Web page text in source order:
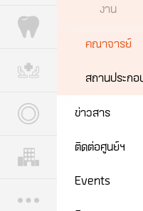
งาน
คณาจารย์
สถานประกอ
ข่าวสาร
ติดต่อศูนย์ฯ
Events